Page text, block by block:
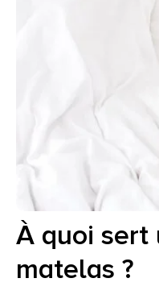
À quoi sert
matelas ?